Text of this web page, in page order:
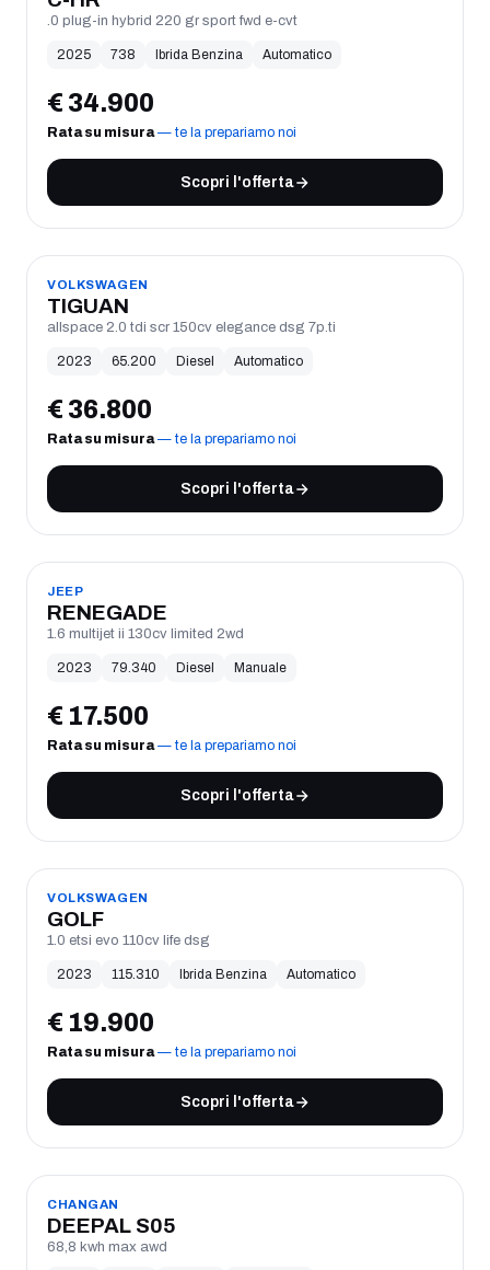
.0 plug-in hybrid 220 gr sport fwd e-cvt
2025 738 Ibrida Benzina Automatico
€ 34.900
Rata su misura— te la prepariamo noi
Scopri l'offerta
USATO
VOLKSWAGEN
TIGUAN
allspace 2.0 tdi scr 150cv elegance dsg 7p.ti
2023 65.200 Diesel Automatico
€ 36.800
Rata su misura— te la prepariamo noi
Scopri l'offerta
USATO
JEEP
RENEGADE
1.6 multijet ii 130cv limited 2wd
2023 79.340 Diesel Manuale
€ 17.500
Rata su misura— te la prepariamo noi
Scopri l'offerta
USATO
VOLKSWAGEN
GOLF
1.0 etsi evo 110cv life dsg
2023 115.310 Ibrida Benzina Automatico
€ 19.900
Rata su misura— te la prepariamo noi
Scopri l'offerta
USATO
CHANGAN
DEEPAL S05
68,8 kwh max awd